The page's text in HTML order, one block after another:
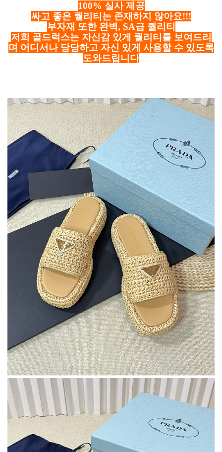
100% 실사 제공
싸고 좋은 퀄리티는 존재하지 않아요!!!
부자재 또한 완벽, SA급 퀄리티
저희 골드럭스는 자신감 있게 퀄리티를 보여드리
며 어디서나 당당하고 자신 있게 사용할 수 있도록
도와드립니다